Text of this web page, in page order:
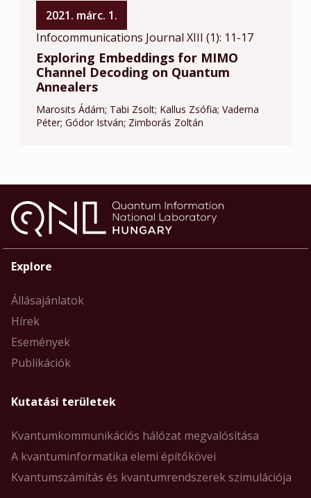
2021. márc. 1.
Infocommunications Journal XIII (1): 11-17
Exploring Embeddings for MIMO
Channel Decoding on Quantum
Annealers
Marosits Ádám Tabi Zsolt Kallus Zsófia Vaderna
Péter Gódor István Zimborás Zoltán
Explore
Állásajánlatok
Hírek
Események
Publikációk
Kutatási területek
Kvantumkommunikációs hálózat megvalósítása
A kvantuminformatika elemi építőkövei
Kvantumszámítás és kvantumrendszerek szimulációja